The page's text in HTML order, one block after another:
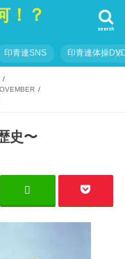
search
印青連SNS 印青連体操
史〜